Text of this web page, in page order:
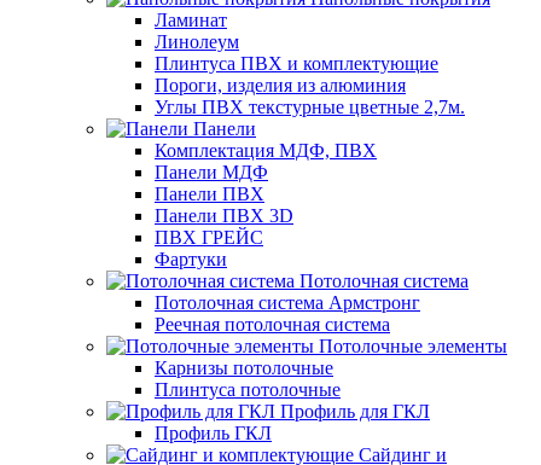
Ламинат
Линолеум
Плинтуса ПВХ и комплектующие
Пороги, изделия из алюминия
Углы ПВХ текстурные цветные 2,7м.
Панели
Комплектация МДФ, ПВХ
Панели МДФ
Панели ПВХ
Панели ПВХ 3D
ПВХ ГРЕЙС
Фартуки
Потолочная система
Потолочная система Армстронг
Реечная потолочная система
Потолочные элементы
Карнизы потолочные
Плинтуса потолочные
Профиль для ГКЛ
Профиль ГКЛ
Сайдинг и